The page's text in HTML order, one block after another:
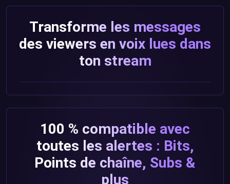
Transforme les messages
des viewers en voix lues dans
ton stream
100 % compatible avec
toutes les alertes : Bits,
Points de chaîne, Subs &
plus